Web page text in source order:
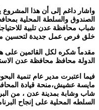
واشار داغم إلى أن هذا المشروع
الصندوق والسلطة المحلية
شباب محافظة عدن تلبية
خلق فرص عمل جديدة لتحسين
مقدماً شكره لكل القائمين على
الدولة محافظ محافظة عدن
فيما اعتبرت مدير عام تنمية
مايسة عشيش،منحة قيادة
شاب وشابة بمدينة عدن ، من
السلطه المحلية على إنجاح